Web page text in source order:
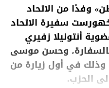
وفدًا من الاتحاد
سفيرة الاتحاد
أنتونيلا زفيري
وحسن موسى
في أول زيارة من
الحزب.